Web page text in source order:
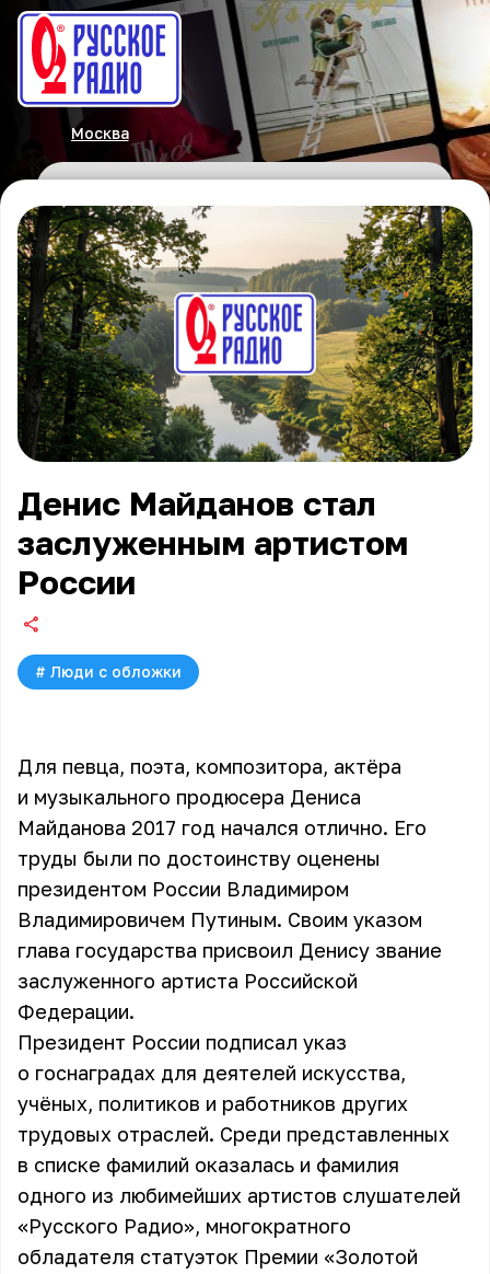
Москва
Денис Майданов стал
заслуженным артистом
России
# Люди с обложки
Для певца, поэта, композитора, актёра
и музыкального продюсера Дениса
Майданова 2017 год начался отлично. Его
труды были по достоинству оценены
президентом России Владимиром
Владимировичем Путиным. Своим указом
глава государства присвоил Денису звание
заслуженного артиста Российской
Федерации.
Президент России подписал указ
о госнаградах для деятелей искусства,
учёных, политиков и работников других
трудовых отраслей. Среди представленных
в списке фамилий оказалась и фамилия
одного из любимейших артистов слушателей
«Русского Радио», многократного
обладателя статуэток Премии «Золотой